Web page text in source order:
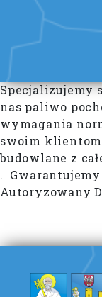
Specjalizujemy
nas paliwo
wymagania
swoim
budowlane z
.
Autoryzowany